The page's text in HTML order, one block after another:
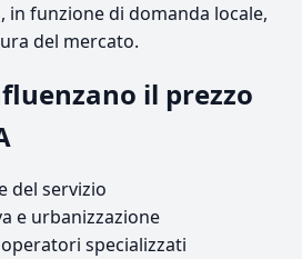
in funzione di domanda locale,
del mercato.
il prezzo
del servizio
e urbanizzazione
specializzati